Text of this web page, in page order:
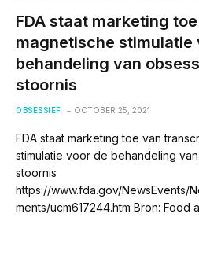
FDA staat marketing
magnetische stimulatie
behandeling van
stoornis
OBSESSIEF OCTOBER 25, 2021
FDA staat marketing toe van
stimulatie voor de behandeling
stoornis
https://www.fda.gov/NewsEvents/
ments/ucm617244.htm Bron: Food